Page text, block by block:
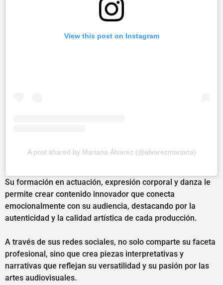
View this post on Instagram
A post shared by Mariana Álvarez (@alvarezmariana)
Su formación en actuación, expresión corporal y danza le
permite crear contenido innovador que conecta
emocionalmente con su audiencia, destacando por la
autenticidad y la calidad artística de cada producción.
A través de sus redes sociales, no solo comparte su faceta
profesional, sino que crea piezas interpretativas y
narrativas que reflejan su versatilidad y su pasión por las
artes audiovisuales.